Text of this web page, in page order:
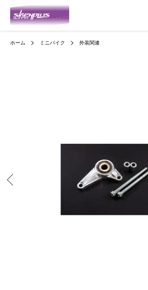
ホーム ミニバイク 外装関連